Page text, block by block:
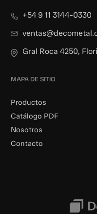
+54 9 11 3144-0330
Gral Roca 4250,
MAPA DE SITIO
Productos
Catálogo PDF
Nosotros
Contacto